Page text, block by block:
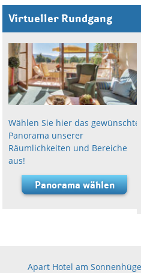
Virtueller Rundgang
Wählen Sie hier das gewünschte
Panorama unserer
Räumlichkeiten und Bereiche
aus!
Panorama wählen
Apart Hotel am